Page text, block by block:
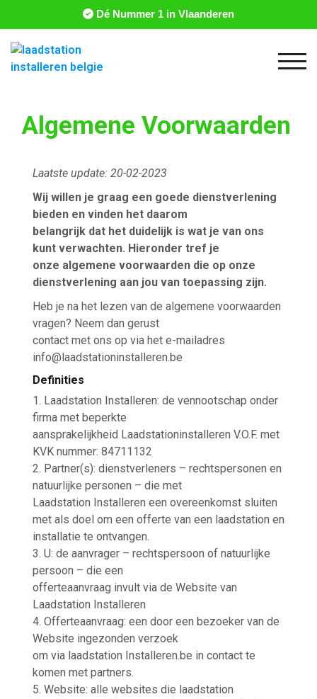
Dé Nummer 1 in Vlaanderen
Algemene Voorwaarden
Laatste update: 20-02-2023
Wij willen je graag een goede dienstverlening
bieden en vinden het daarom
belangrijk dat het duidelijk is wat je van ons
kunt verwachten. Hieronder tref je
onze algemene voorwaarden die op onze
dienstverlening aan jou van toepassing zijn.
Heb je na het lezen van de algemene voorwaarden
vragen? Neem dan gerust
contact met ons op via het e-mailadres
info@laadstationinstalleren.be
Definities
1. Laadstation Installeren: de vennootschap onder
firma met beperkte
aansprakelijkheid Laadstationinstalleren V.O.F. met
KVK nummer: 84711132
2. Partner(s): dienstverleners – rechtspersonen en
natuurlijke personen – die met
Laadstation Installeren een overeenkomst sluiten
met als doel om een offerte van een laadstation en
installatie te ontvangen.
3. U: de aanvrager – rechtspersoon of natuurlijke
persoon – die een
offerteaanvraag invult via de Website van
Laadstation Installeren
4. Offerteaanvraag: een door een bezoeker van de
Website ingezonden verzoek
om via laadstation Installeren.be in contact te
komen met partners.
5. Website: alle websites die laadstation